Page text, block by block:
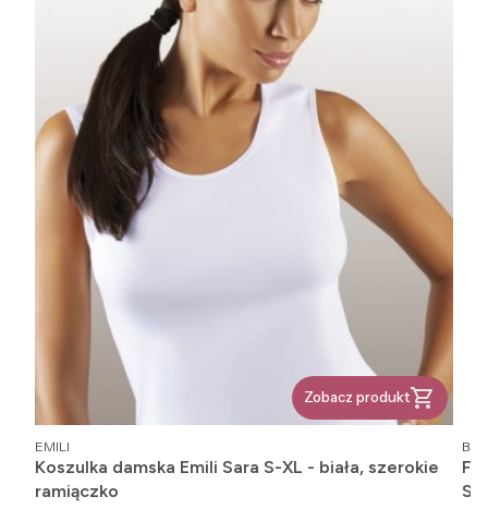
Zobacz produkt
PRODUCENT
EMILI
Koszulka damska Emili Sara S-XL - biała, szerokie
ramiączko